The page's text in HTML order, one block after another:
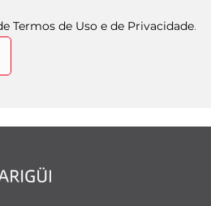
Termos de Uso e de Privacidade.